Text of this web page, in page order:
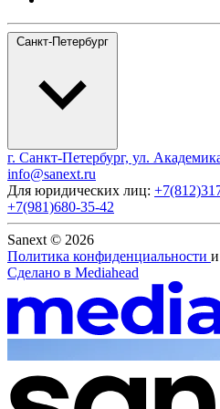
Санкт-Петербург
г. Санкт-Петербург, ул.
info@sanext.ru
Для юридических лиц:
+7(981)680-35-42
Sanext © 2026
Политика конфиденциальности и
Сделано в Mediahead